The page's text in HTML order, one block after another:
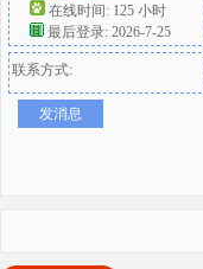
在线时间: 125 小时
最后登录: 2026-7-25
联系方式:
发消息